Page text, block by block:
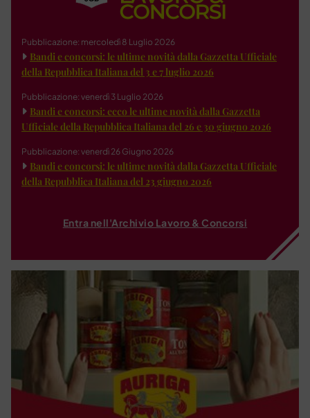
Pubblicazione: mercoledì 8 Luglio 2026
Bandi e concorsi: le ultime novità dalla Gazzetta Ufficiale
della Repubblica Italiana del 3 e 7 luglio 2026
Pubblicazione: venerdì 3 Luglio 2026
Bandi e concorsi: ecco le ultime novità dalla Gazzetta
Ufficiale della Repubblica Italiana del 26 e 30 giugno 2026
Pubblicazione: venerdì 26 Giugno 2026
Bandi e concorsi: le ultime novità dalla Gazzetta Ufficiale
della Repubblica Italiana del 23 giugno 2026
Entra nell'Archivio Lavoro & Concorsi